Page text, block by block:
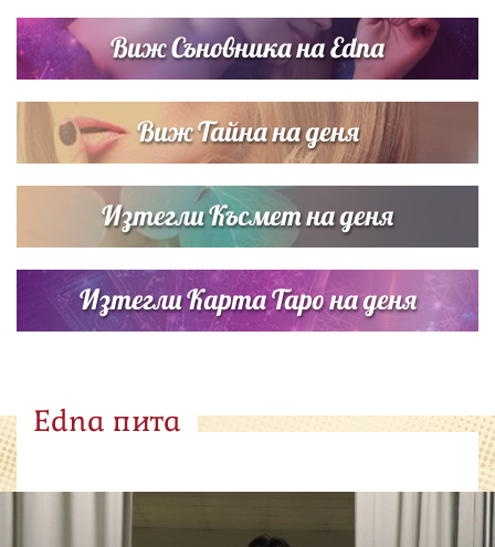
Виж Съновника на Edna
Виж Тайна на деня
Изтегли Късмет на деня
Изтегли Карта Таро на деня
Edna пита